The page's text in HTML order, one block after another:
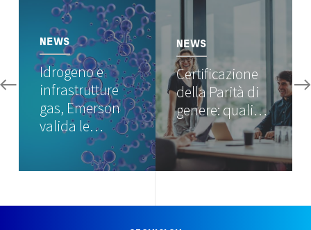
NEWS
Idrogeno e
infrastrutture
gas, Emerson
valida le…
NEWS
Certificazione
della Parità di
genere: quali…